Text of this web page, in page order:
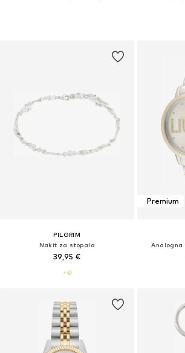
PILGRIM
Nakit za stopala
39,95 €
Premium
Analogna